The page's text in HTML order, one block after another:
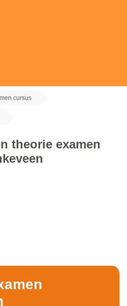
cursus
theorie examen